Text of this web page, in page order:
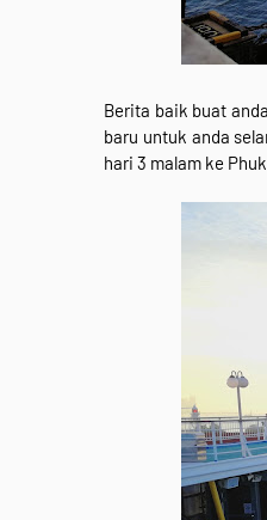
Berita baik buat
baru untuk anda
hari 3 malam ke